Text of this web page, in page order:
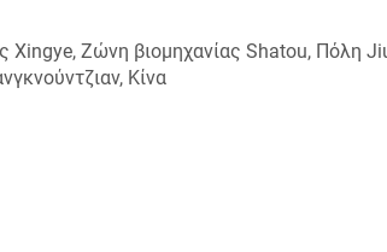
Xingye, Ζώνη βιομηχανίας Shatou, Πόλη
Κίνα